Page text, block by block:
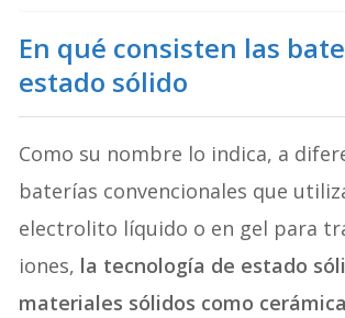
En qué consisten las
estado sólido
Como su nombre lo indica, a
baterías convencionales que
electrolito líquido o en gel para
iones, la tecnología de estado
materiales sólidos como